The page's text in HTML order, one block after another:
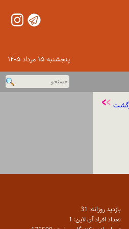
پنجشنبه ۱۵ مرداد ۱۴۰۵
بازديد روزانه: 31
تعداد افراد آن لاين: 1